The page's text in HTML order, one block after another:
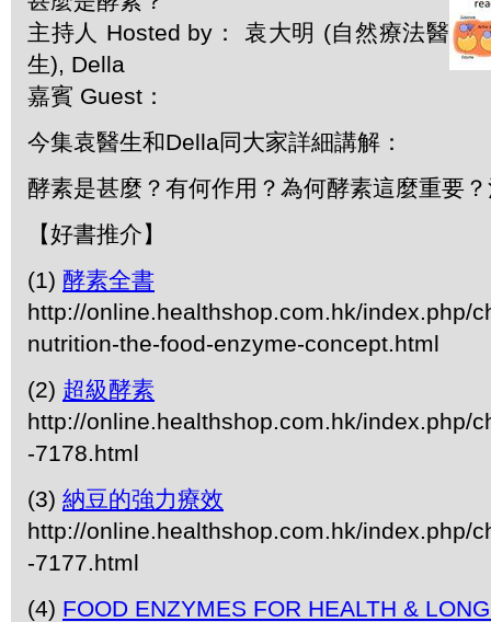
主持人 Hosted by： 袁大明 (自然療法醫
生), Della
嘉賓 Guest：
今集袁醫生和Della同大家詳細講解：
酵素是甚麼？有何作用？為何酵素這麼重要
【好書推介】
(1) 酵素全書
http://online.healthshop.com.hk/index.php/
nutrition-the-food-enzyme-concept.html
(2) 超級酵素
http://online.healthshop.com.hk/index.php/
-7178.html
(3) 納豆的強力療效
http://online.healthshop.com.hk/index.php/
-7177.html
(4) FOOD ENZYMES FOR HEALTH &